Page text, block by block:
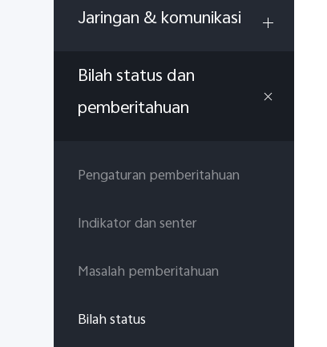
Jaringan & komunikasi
Bilah status dan
pemberitahuan
Pengaturan pemberitahuan
Indikator dan senter
Masalah pemberitahuan
Bilah status